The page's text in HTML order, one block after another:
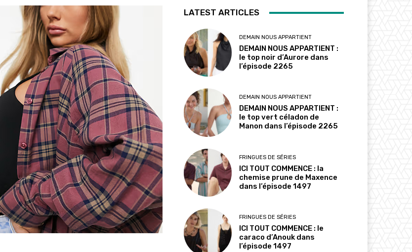
LATEST ARTICLES
DEMAIN NOUS APPARTIENT
DEMAIN NOUS APPARTIENT :
le top noir d’Aurore dans
l’épisode 2265
DEMAIN NOUS APPARTIENT
DEMAIN NOUS APPARTIENT :
le top vert céladon de
Manon dans l’épisode 2265
FRINGUES DE SÉRIES
ICI TOUT COMMENCE : la
chemise prune de Maxence
dans l’épisode 1497
FRINGUES DE SÉRIES
ICI TOUT COMMENCE : le
caraco d’Anouk dans
l’épisode 1497